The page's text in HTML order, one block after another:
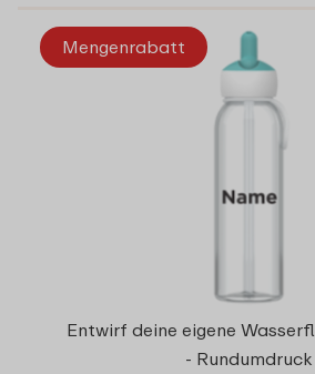
Mengenrabatt
Entwirf deine eigene
- Rundumdruck